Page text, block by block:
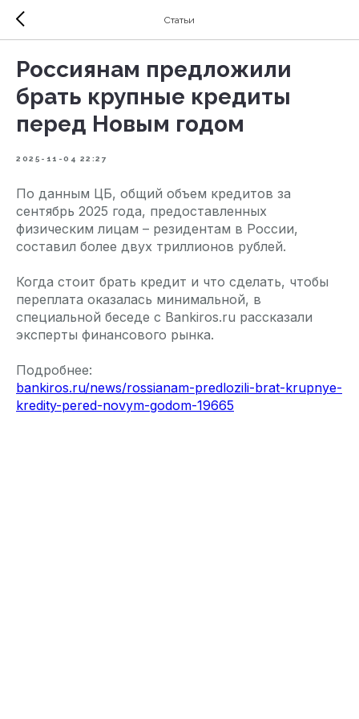
Статьи
Россиянам предложили
брать крупные кредиты
перед Новым годом
2025-11-04 22:27
По данным ЦБ, общий объем кредитов за
сентябрь 2025 года, предоставленных
физическим лицам – резидентам в России,
составил более двух триллионов рублей.
Когда стоит брать кредит и что сделать, чтобы
переплата оказалась минимальной, в
специальной беседе с Bankiros.ru рассказали
эксперты финансового рынка.
Подробнее:
bankiros.ru/news/rossianam-predlozili-brat-krupnye-
kredity-pered-novym-godom-19665